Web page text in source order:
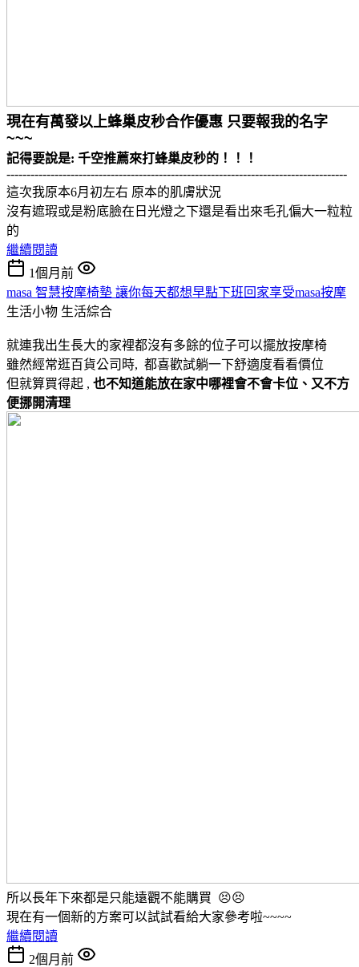
現在有萬發以上蜂巢皮秒合作優惠 只要報我的名字
~~~
記得要說是: 千空推薦來打蜂巢皮秒的！！！
-------------------------------------------------------------------------------------
這次我原本6月初左右 原本的肌膚狀況
沒有遮瑕或是粉底臉在日光燈之下還是看出來毛孔偏大一粒粒
的
繼續閱讀
1個月前
masa 智慧按摩椅墊 讓你每天都想早點下班回家享受masa按摩
生活小物 生活綜合
就連我出生長大的家裡都沒有多餘的位子可以擺放按摩椅
雖然經常逛百貨公司時, 都喜歡試躺一下舒適度看看價位
但就算買得起 , 也不知道能放在家中哪裡會不會卡位、又不方
便挪開清理
所以長年下來都是只能遠觀不能購買 😣😣
現在有一個新的方案可以試試看給大家參考啦~~~~
繼續閱讀
2個月前